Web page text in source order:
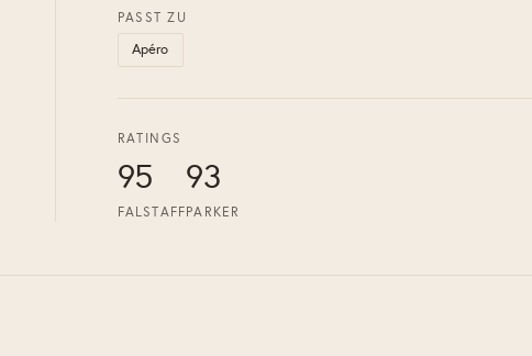
PASST ZU
Apéro
RATINGS
95
FALSTAFF
93
PARKER